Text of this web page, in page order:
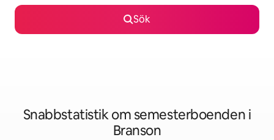
Sök
Snabbstatistik om semesterboenden i
Branson